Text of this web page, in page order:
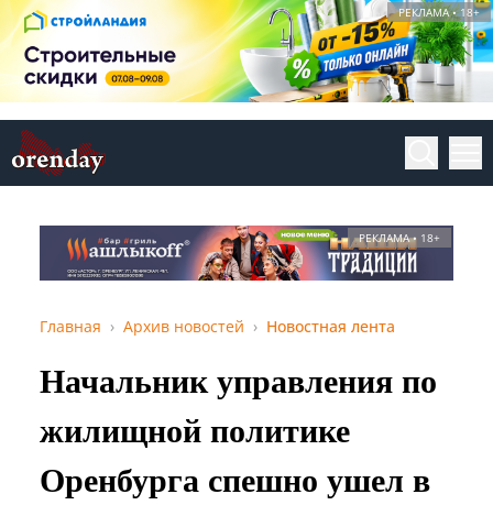
РЕКЛАМА • 18+
РЕКЛАМА • 18+
Главная Архив новостей Новостная лента
Начальник управления по
жилищной политике
Оренбурга спешно ушел в